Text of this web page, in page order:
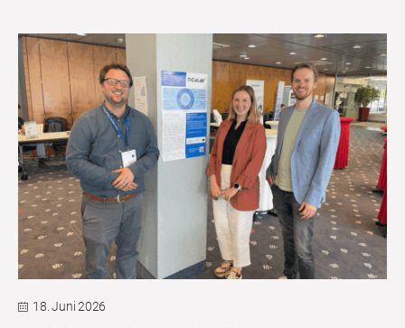
18. Juni 2026